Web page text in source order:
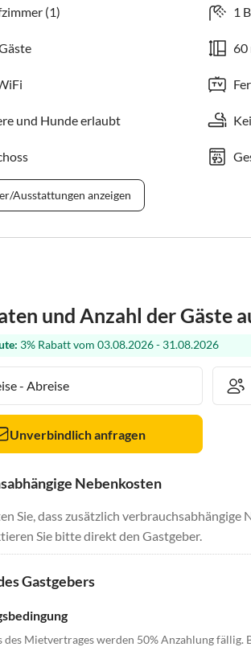
(1) 1
60
und Hunde erlaubt
Ausstattungen anzeigen
und Anzahl der Gäste
3% Rabatt vom 03.08.2026 - 31.08.2026
- Abreise
Unverbindlich anfragen
Nebenkosten
Sie, dass zusätzlich verbrauchsabhängige
Sie bitte direkt den Gastgeber.
Gastgebers
des Mietvertrages werden 50% Anzahlung fällig.